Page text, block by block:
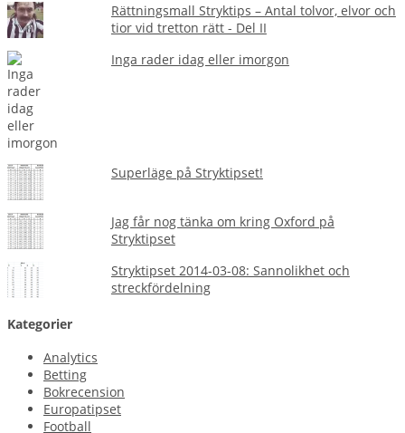
Rättningsmall Stryktips – Antal tolvor, elvor och
tior vid tretton rätt - Del II
Inga rader idag eller imorgon
Superläge på Stryktipset!
Jag får nog tänka om kring Oxford på
Stryktipset
Stryktipset 2014-03-08: Sannolikhet och
streckfördelning
Kategorier
Analytics
Betting
Bokrecension
Europatipset
Football